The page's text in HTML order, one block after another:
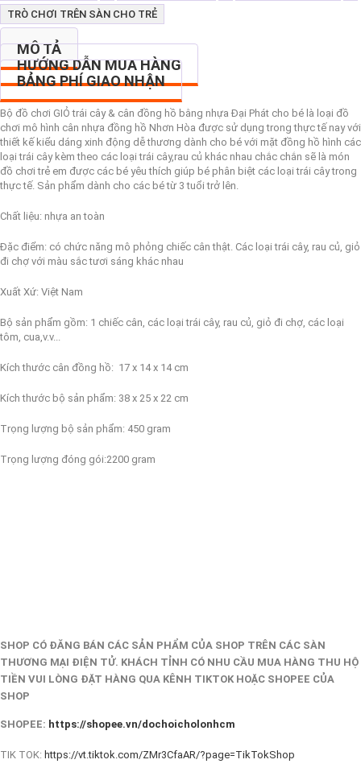
TRÒ CHƠI TRÊN SÀN CHO TRẺ
MÔ TẢ
HƯỚNG DẪN MUA HÀNG
BẢNG PHÍ GIAO NHẬN
Bộ đồ chơi GIỎ trái cây & cân đồng hồ bằng nhựa Đại Phát cho bé là loại đồ
chơi mô hình cân nhựa đồng hồ Nhơn Hòa được sử dụng trong thực tế nay với
thiết kế kiểu dáng xinh động dễ thương dành cho bé với mặt đồng hồ hình các
loại trái cây kèm theo các loại trái cây,rau củ khác nhau chắc chắn sẽ là món
đồ chơi trẻ em được các bé yêu thích giúp bé phân biệt các loại trái cây trong
thực tế. Sản phẩm dành cho các bé từ 3 tuổi trở lên.
Chất liệu: nhựa an toàn
Đặc điểm: có chức năng mô phỏng chiếc cân thật. Các loại trái cây, rau củ, giỏ
đi chợ với màu sắc tươi sáng khác nhau
Xuất Xứ: Việt Nam
Bộ sản phẩm gồm: 1 chiếc cân, các loại trái cây, rau củ, giỏ đi chợ, các loại
tôm, cua,v.v...
Kích thước cân đồng hồ: 17 x 14 x 14 cm
Kích thước bộ sản phẩm: 38 x 25 x 22 cm
Trọng lượng bộ sản phẩm: 450 gram
Trọng lượng đóng gói:2200 gram
SHOP CÓ ĐĂNG BÁN CÁC SẢN PHẨM CỦA SHOP TRÊN CÁC SÀN
THƯƠNG MẠI ĐIỆN TỬ. KHÁCH TỈNH CÓ NHU CẦU MUA HÀNG THU HỘ
TIỀN VUI LÒNG ĐẶT HÀNG QUA KÊNH TIKTOK HOẶC SHOPEE CỦA
SHOP
SHOPEE: https://shopee.vn/dochoicholonhcm
TIK TOK: https://vt.tiktok.com/ZMr3CfaAR/?page=TikTokShop